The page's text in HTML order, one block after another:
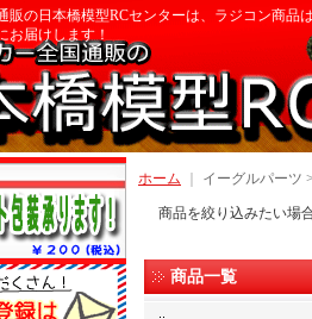
販の日本橋模型RCセンターは、ラジコン商
お届けします！
ホーム イーグルパーツ
商品を絞り込みたい場
商品一覧